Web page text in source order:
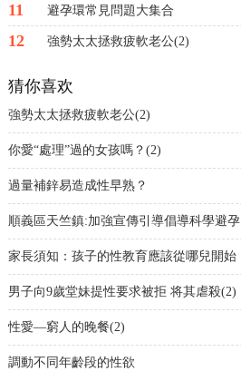
11 避孕環常見問題大集合
12 強勢太太拯救疲軟老公(2)
猜你喜欢
強勢太太拯救疲軟老公(2)
你愛“處理”過的女孩嗎？(2)
過量補鋅易造成性早熟？
順義區天竺鎮:加強宣傳引導倡導科學避孕
家長須知：孩子的性教育應該從哪兒開始
男子向9歲堂妹提性要求被拒 将其虐殺(2)
性愛―窮人的晚餐(2)
調動不同年齡段的性欲